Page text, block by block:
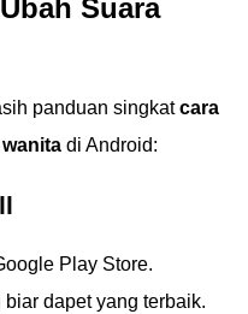
Suara
panduan singkatcara
di Android:
Play Store.
dapet yang terbaik.